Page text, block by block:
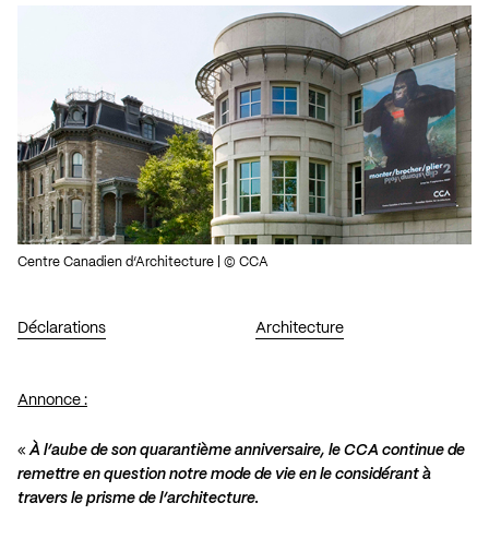
Déclarations Architecture
Centre Canadien d’Architecture | © CCA
Annonce :
« À l’aube de son quarantième anniversaire, le CCA continue de
remettre en question notre mode de vie en le considérant à
travers le prisme de l’architecture.